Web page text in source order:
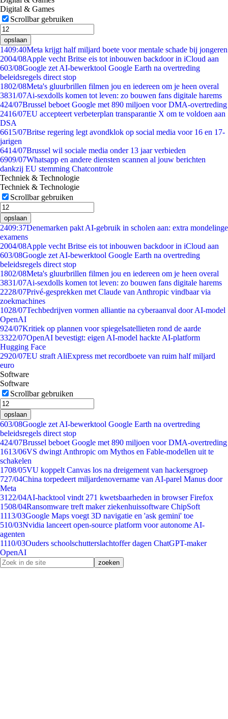
Digital & Games
Scrollbar gebruiken
opslaan
1409:40Meta krijgt half miljard boete voor mentale schade bij jongeren
2004/08Apple vecht Britse eis tot inbouwen backdoor in iCloud aan
603/08Google zet AI-bewerktool Google Earth na overtreding
beleidsregels direct stop
1802/08Meta's gluurbrillen filmen jou en iedereen om je heen overal
3831/07Ai-sexdolls komen tot leven: zo bouwen fans digitale harems
424/07Brussel beboet Google met 890 miljoen voor DMA-overtreding
2416/07EU accepteert verbeterplan transparantie X om te voldoen aan
DSA
6615/07Britse regering legt avondklok op social media voor 16 en 17-
jarigen
6414/07Brussel wil sociale media onder 13 jaar verbieden
6909/07Whatsapp en andere diensten scannen al jouw berichten
dankzij EU stemming Chatcontrole
Techniek & Technologie
Techniek & Technologie
Scrollbar gebruiken
opslaan
2409:37Denemarken pakt AI-gebruik in scholen aan: extra mondelinge
examens
2004/08Apple vecht Britse eis tot inbouwen backdoor in iCloud aan
603/08Google zet AI-bewerktool Google Earth na overtreding
beleidsregels direct stop
1802/08Meta's gluurbrillen filmen jou en iedereen om je heen overal
3831/07Ai-sexdolls komen tot leven: zo bouwen fans digitale harems
2228/07Privé-gesprekken met Claude van Anthropic vindbaar via
zoekmachines
1028/07Techbedrijven vormen alliantie na cyberaanval door AI-model
OpenAI
924/07Kritiek op plannen voor spiegelsatellieten rond de aarde
3322/07OpenAI bevestigt: eigen AI-model hackte AI-platform
Hugging Face
2920/07EU straft AliExpress met recordboete van ruim half miljard
euro
Software
Software
Scrollbar gebruiken
opslaan
603/08Google zet AI-bewerktool Google Earth na overtreding
beleidsregels direct stop
424/07Brussel beboet Google met 890 miljoen voor DMA-overtreding
1613/06VS dwingt Anthropic om Mythos en Fable-modellen uit te
schakelen
1708/05VU koppelt Canvas los na dreigement van hackersgroep
727/04China torpedeert miljardenovername van AI-parel Manus door
Meta
31 22/04AI-hacktool vindt 271 kwetsbaarheden in browser Firefox
1508/04Ransomware treft maker ziekenhuissoftware ChipSoft
1113/03Google Maps voegt 3D navigatie en 'ask gemini' toe
510/03Nvidia lanceert open-source platform voor autonome AI-
agenten
1110/03Ouders schoolschutterslachtoffer dagen ChatGPT-maker
OpenAI